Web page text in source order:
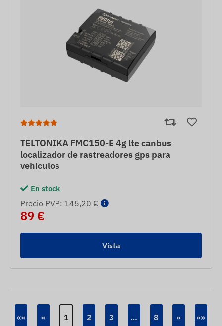
TELTONIKA FMC150-E 4g lte canbus
localizador de rastreadores gps para
vehículos
En stock
Precio PVP: 145,20 €
89 €
Vista
«« « 1 2 3 … 8 » »»